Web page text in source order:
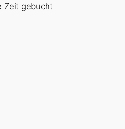
Zeit gebucht